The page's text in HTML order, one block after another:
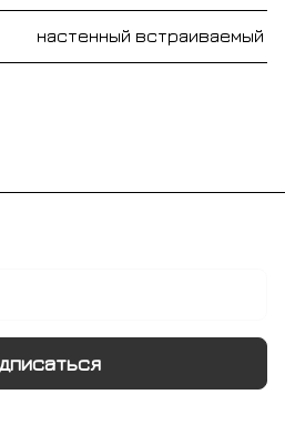
настенный встраиваемый